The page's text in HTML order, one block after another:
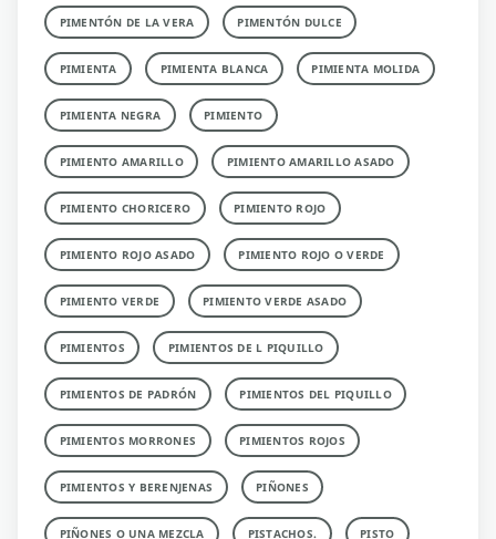
PIMENTÓN DE LA VERA PIMENTÓN DULCE
PIMIENTA PIMIENTA BLANCA PIMIENTA MOLIDA
PIMIENTA NEGRA PIMIENTO
PIMIENTO AMARILLO PIMIENTO AMARILLO ASADO
PIMIENTO CHORICERO PIMIENTO ROJO
PIMIENTO ROJO ASADO PIMIENTO ROJO O VERDE
PIMIENTO VERDE PIMIENTO VERDE ASADO
PIMIENTOS PIMIENTOS DE L PIQUILLO
PIMIENTOS DE PADRÓN PIMIENTOS DEL PIQUILLO
PIMIENTOS MORRONES PIMIENTOS ROJOS
PIMIENTOS Y BERENJENAS PIÑONES
PIÑONES O UNA MEZCLA PISTACHOS. PISTO